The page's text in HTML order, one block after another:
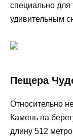
специально
удивительным
Пещера
Относительно
Камень на
длину 512